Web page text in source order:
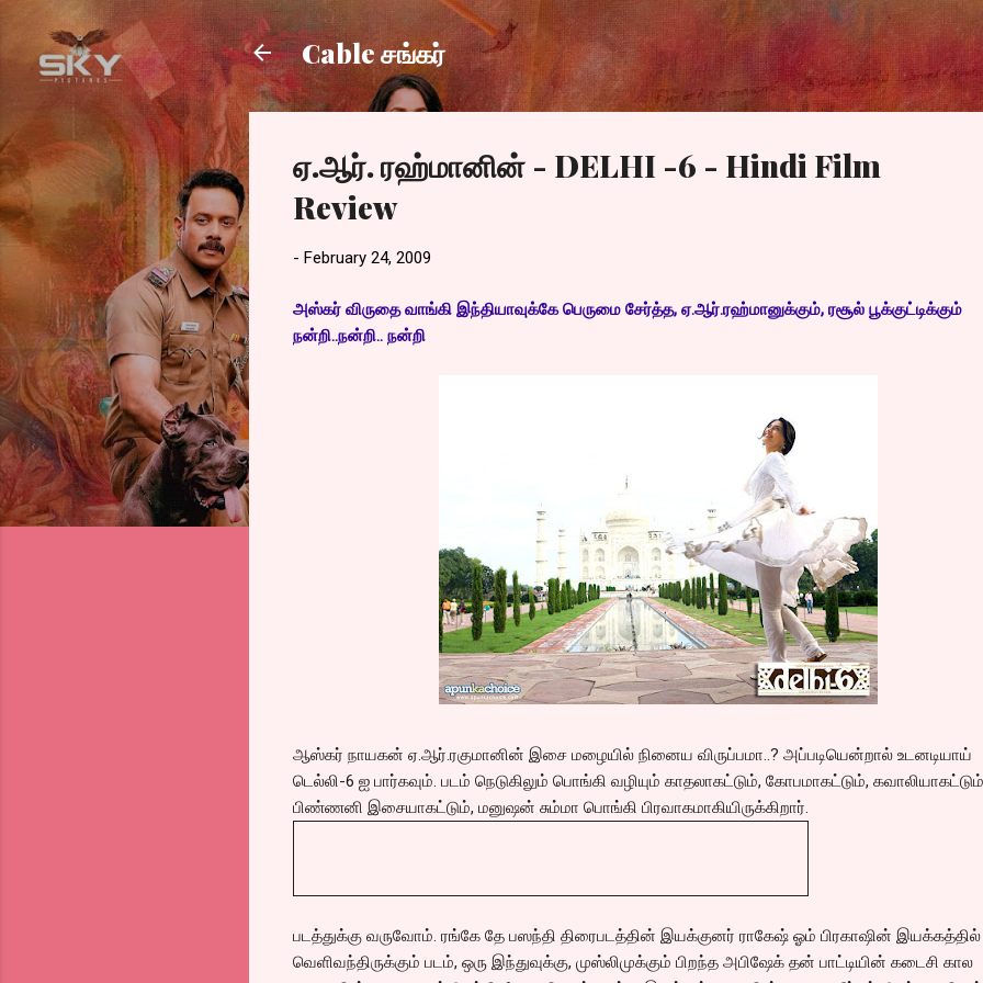
Skip to main content
Cable சங்கர்
ஏ.ஆர். ரஹ்மானின் - DELHI -6 - Hindi Film
Review
- February 24, 2009
அஸ்கர் விருதை வாங்கி இந்தியாவுக்கே பெருமை சேர்த்த, ஏ.ஆர்.ரஹ்மானுக்கும், ரசூல் பூக்குட்டிக்கும்
நன்றி..நன்றி.. நன்றி
ஆஸ்கர் நாயகன் ஏ.ஆர்.ரகுமானின் இசை மழையில் நினைய விருப்பமா..? அப்படியென்றால் உடனடியாய்
டெல்லி-6 ஐ பார்கவும். படம் நெடுகிலும் பொங்கி வழியும் காதலாகட்டும், கோபமாகட்டும்,
பிண்ணனி இசையாகட்டும், மனுஷன் சும்மா பொங்கி பிரவாகமாகியிருக்கிறார்.
படத்துக்கு வருவோம். ரங்கே தே பஸந்தி திரைபடத்தின் இயக்குனர் ராகேஷ் ஓம் பிரகாஷின் இயக்கத்தில்
வெளிவந்திருக்கும் படம், ஒரு இந்துவுக்கு, முஸ்லிமுக்கும் பிறந்த அபிஷேக் தன் பாட்டியின் கடைசி கால